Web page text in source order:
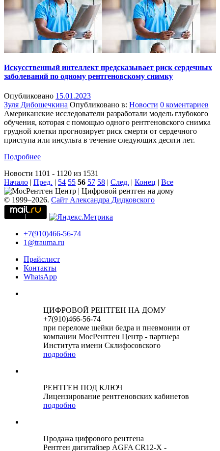
Искусственный интеллект предсказывает риск сердечных
заболеваний по одному рентгеновскому снимку
Опубликовано 15.01.2023
Зуля Дибошечкина Опубликовано в: Новости 0 коментариев
Американские исследователи разработали модель глубокого
обучения, которая с помощью одного рентгеновского снимка
грудной клетки прогнозирует риск смерти от сердечного
приступа или инсульта в течение следующих десяти лет.
Подробнее
Новости 1101 - 1120 из 1531
Начало | Пред. | 54 55 56 57 58 | След. | Конец | Все
© 1999–2026. Сайт Александра Дидковского
+7(910)466-56-74
1@trauma.ru
Прайслист
Контакты
WhatsApp
ЦИФРОВОЙ РЕНТГЕН НА ДОМУ
+7(910)466-56-74
при переломе шейки бедра и пневмонии от
компании МосРентген Центр - партнера
Института имени Склифосовского
подробно
РЕНТГЕН ПОД КЛЮЧ
Лицензирование рентгеновских кабинетов
подробно
Продажа цифрового рентгена
Рентген дигитайзер AGFA CR12-X -